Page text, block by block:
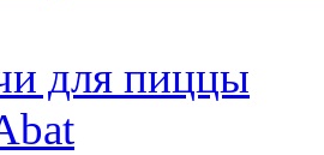
для пиццы